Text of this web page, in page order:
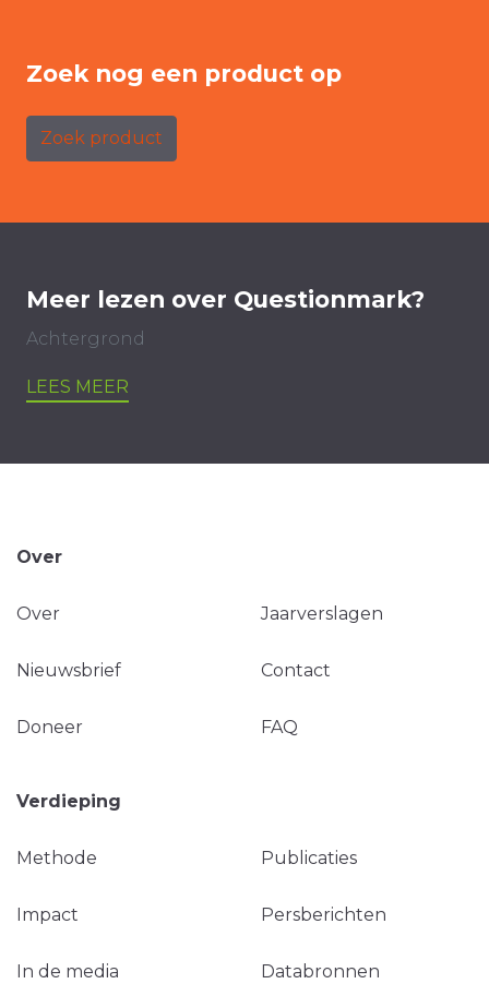
Zoek nog een product op
Zoek product
Meer lezen over Questionmark?
Achtergrond
LEES MEER
Over
Over Jaarverslagen
Nieuwsbrief Contact
Doneer FAQ
Verdieping
Methode Publicaties
Impact Persberichten
In de media Databronnen